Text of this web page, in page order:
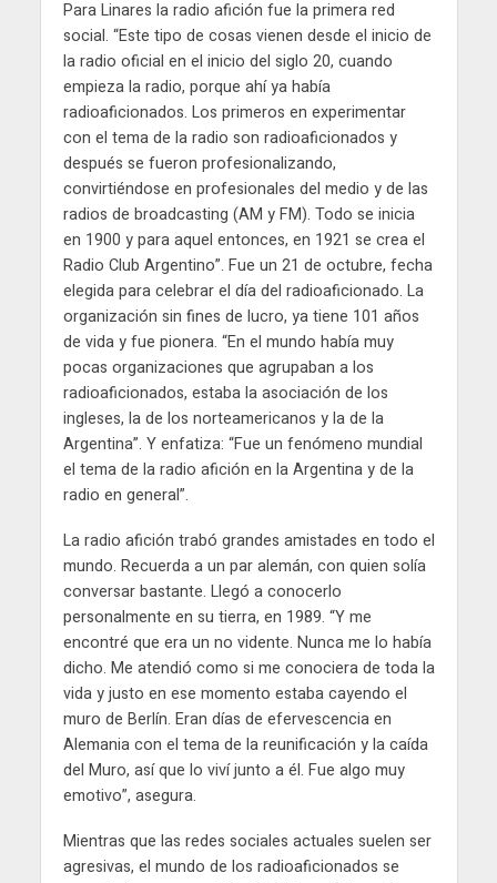
Para Linares la radio afición fue la primera red
social. “Este tipo de cosas vienen desde el inicio de
la radio oficial en el inicio del siglo 20, cuando
empieza la radio, porque ahí ya había
radioaficionados. Los primeros en experimentar
con el tema de la radio son radioaficionados y
después se fueron profesionalizando,
convirtiéndose en profesionales del medio y de las
radios de broadcasting (AM y FM). Todo se inicia
en 1900 y para aquel entonces, en 1921 se crea el
Radio Club Argentino”. Fue un 21 de octubre, fecha
elegida para celebrar el día del radioaficionado. La
organización sin fines de lucro, ya tiene 101 años
de vida y fue pionera. “En el mundo había muy
pocas organizaciones que agrupaban a los
radioaficionados, estaba la asociación de los
ingleses, la de los norteamericanos y la de la
Argentina”. Y enfatiza: “Fue un fenómeno mundial
el tema de la radio afición en la Argentina y de la
radio en general”.
La radio afición trabó grandes amistades en todo el
mundo. Recuerda a un par alemán, con quien solía
conversar bastante. Llegó a conocerlo
personalmente en su tierra, en 1989. “Y me
encontré que era un no vidente. Nunca me lo había
dicho. Me atendió como si me conociera de toda la
vida y justo en ese momento estaba cayendo el
muro de Berlín. Eran días de efervescencia en
Alemania con el tema de la reunificación y la caída
del Muro, así que lo viví junto a él. Fue algo muy
emotivo”, asegura.
Mientras que las redes sociales actuales suelen ser
agresivas, el mundo de los radioaficionados se